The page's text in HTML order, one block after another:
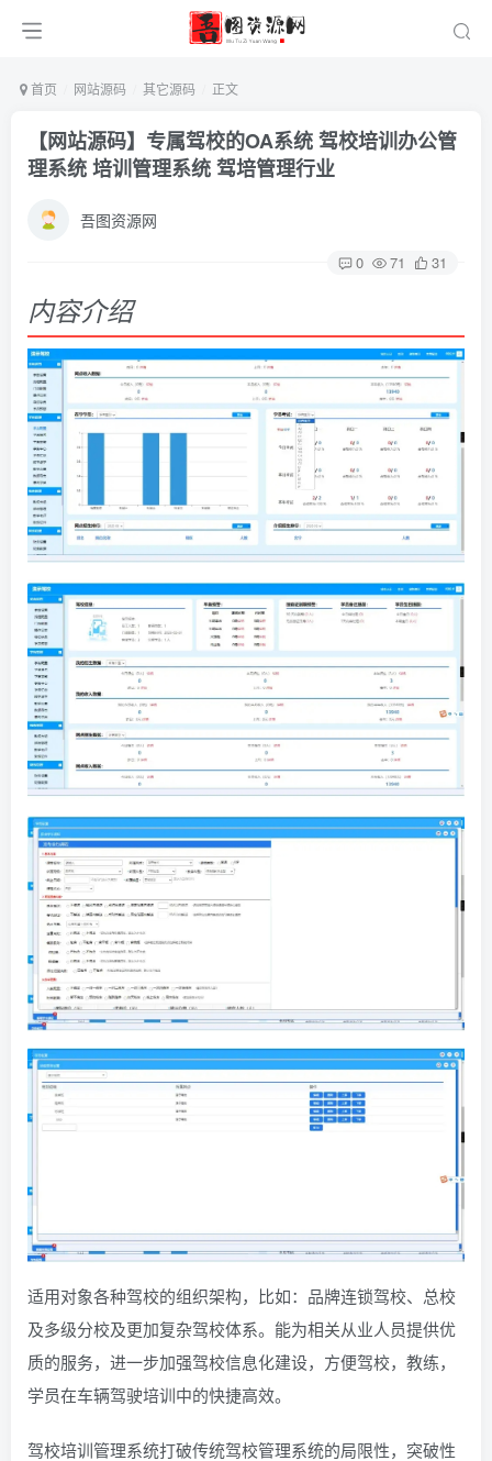
首页 网站源码 其它源码 正文
【网站源码】专属驾校的OA系统 驾校培训办公管
理系统 培训管理系统 驾培管理行业
吾图资源网
0 71 31
内容介绍
适用对象各种驾校的组织架构，比如：品牌连锁驾校、总校
及多级分校及更加复杂驾校体系。能为相关从业人员提供优
质的服务，进一步加强驾校信息化建设，方便驾校，教练，
学员在车辆驾驶培训中的快捷高效。
驾校培训管理系统打破传统驾校管理系统的局限性，突破性